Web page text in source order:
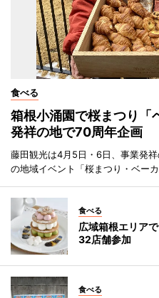
食べる
箱根小涌園で桜まつり
発祥の地で70周年企画
藤田観光は4月5日・6日、事業発
の地域イベント「桜まつり・ベー
食べる
広域箱根エリア
32店舗参加
食べる